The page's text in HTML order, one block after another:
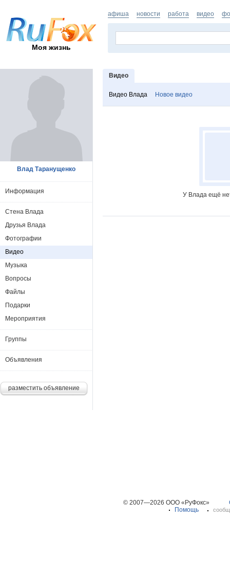
Моя жизнь
афиша новости работа видео
Видео
Видео Влада Новое видео
У Влада ещё
Влад Таранущенко
Информация
Стена Влада
Друзья Влада
Фотографии
Видео
Музыка
Вопросы
Файлы
Подарки
Мероприятия
Группы
Объявления
разместить объявление
© 2007—2026 ООО «РуФокс»
Помощь